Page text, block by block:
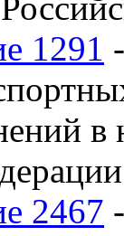
1291
в
2467